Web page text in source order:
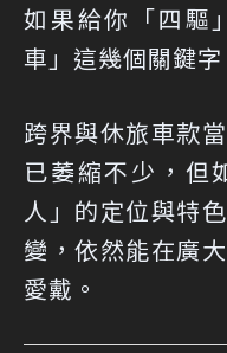
如果給你「四驅
車」這幾個關鍵
跨界與休旅車款
已萎縮不少，但
人」的定位與特
變，依然能在廣
愛戴。